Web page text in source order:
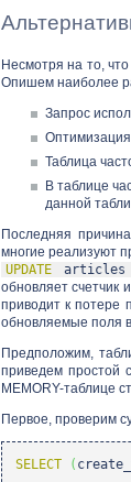
Несмотря на то,
Опишем наиболее
Запрос
Таблица
В таблице
данной
Последняя
многие реализуют
UPDATE
обновляет счетчик
приводит к потере
обновляемые поля
Предположим,
приведем простой
MEMORY-таблице
Первое, проверим
SELECT (